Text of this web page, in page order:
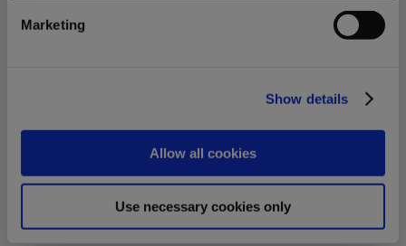
Marketing
Show details
Allow all cookies
Use necessary cookies only
るポイントを直ちに失効させることができるものとします。な
お、この場合においてもポイントの再付与等の処置は一切行い
使用済みであった場合、本会員は当社の案内に従い別途精算を